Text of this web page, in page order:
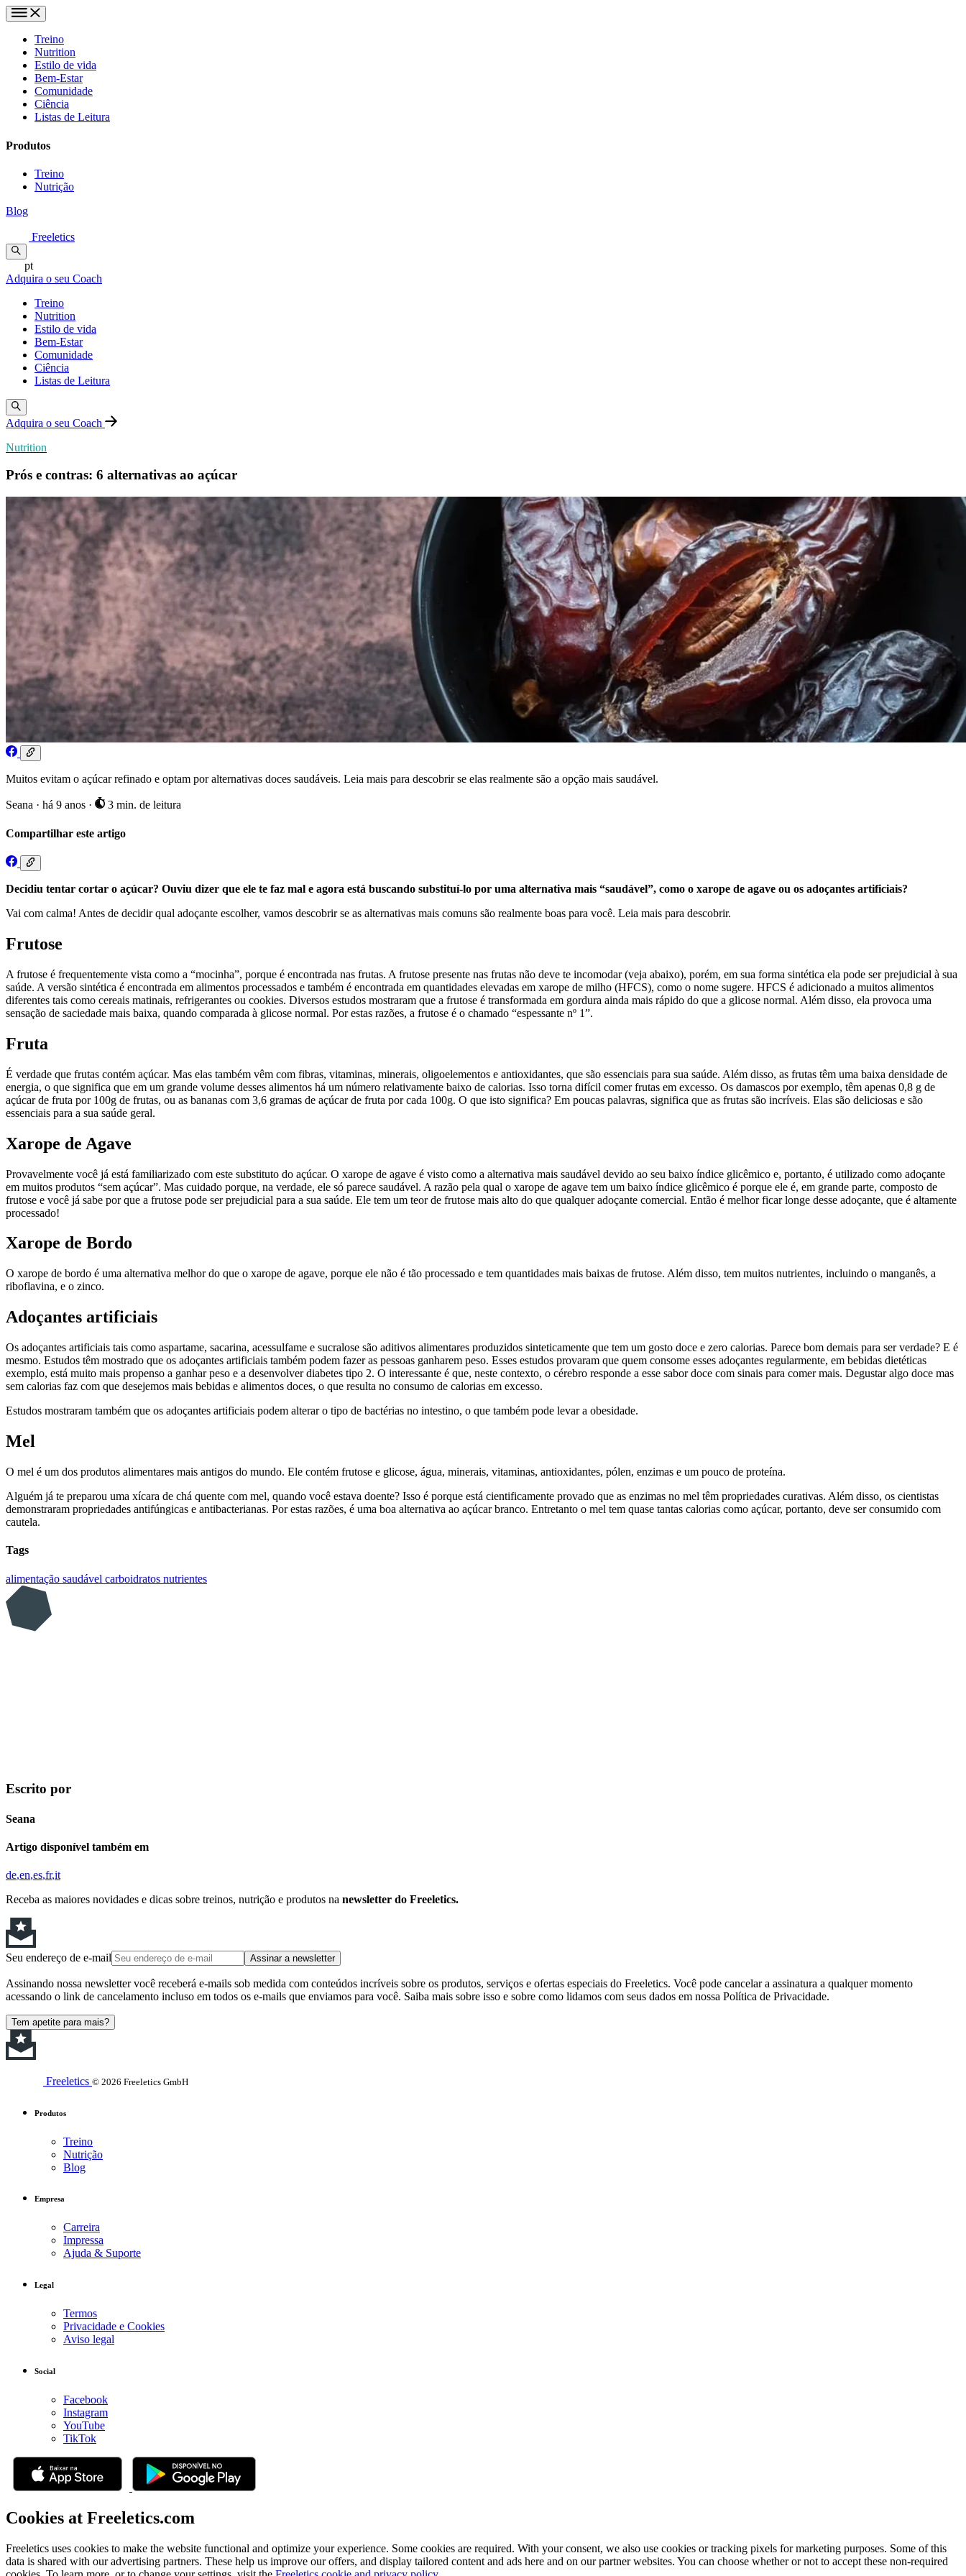
Treino
Nutrition
Estilo de vida
Bem-Estar
Comunidade
Ciência
Listas de Leitura
Produtos
Treino
Nutrição
Blog
Freeletics
pt
Adquira o seu Coach
Treino
Nutrition
Estilo de vida
Bem-Estar
Comunidade
Ciência
Listas de Leitura
Adquira o seu Coach
Nutrition
Prós e contras: 6 alternativas ao açúcar
Muitos evitam o açúcar refinado e optam por alternativas doces saudáveis. Leia mais para descobrir se elas realmente são a opção mais saudável.
Seana · há 9 anos · 3 min. de leitura
Compartilhar este artigo
Decidiu tentar cortar o açúcar? Ouviu dizer que ele te faz mal e agora está buscando substituí-lo por uma alternativa mais “saudável”, como o xarope de agave ou os adoçantes artificiais?
Vai com calma! Antes de decidir qual adoçante escolher, vamos descobrir se as alternativas mais comuns são realmente boas para você. Leia mais para descobrir.
Frutose
A frutose é frequentemente vista como a “mocinha”, porque é encontrada nas frutas. A frutose presente nas frutas não deve te incomodar (veja abaixo), porém, em sua forma sintética ela pode ser prejudicial à sua
saúde. A versão sintética é encontrada em alimentos processados e também é encontrada em quantidades elevadas em xarope de milho (HFCS), como o nome sugere. HFCS é adicionado a muitos alimentos
diferentes tais como cereais matinais, refrigerantes ou cookies. Diversos estudos mostraram que a frutose é transformada em gordura ainda mais rápido do que a glicose normal. Além disso, ela provoca uma
sensação de saciedade mais baixa, quando comparada à glicose normal. Por estas razões, a frutose é o chamado “espessante nº 1”.
Fruta
É verdade que frutas contém açúcar. Mas elas também vêm com fibras, vitaminas, minerais, oligoelementos e antioxidantes, que são essenciais para sua saúde. Além disso, as frutas têm uma baixa densidade de
energia, o que significa que em um grande volume desses alimentos há um número relativamente baixo de calorias. Isso torna difícil comer frutas em excesso. Os damascos por exemplo, têm apenas 0,8 g de
açúcar de fruta por 100g de frutas, ou as bananas com 3,6 gramas de açúcar de fruta por cada 100g. O que isto significa? Em poucas palavras, significa que as frutas são incríveis. Elas são deliciosas e são
essenciais para a sua saúde geral.
Xarope de Agave
Provavelmente você já está familiarizado com este substituto do açúcar. O xarope de agave é visto como a alternativa mais saudável devido ao seu baixo índice glicêmico e, portanto, é utilizado como adoçante
em muitos produtos “sem açúcar”. Mas cuidado porque, na verdade, ele só parece saudável. A razão pela qual o xarope de agave tem um baixo índice glicêmico é porque ele é, em grande parte, composto de
frutose e você já sabe por que a frutose pode ser prejudicial para a sua saúde. Ele tem um teor de frutose mais alto do que qualquer adoçante comercial. Então é melhor ficar longe desse adoçante, que é altamente
processado!
Xarope de Bordo
O xarope de bordo é uma alternativa melhor do que o xarope de agave, porque ele não é tão processado e tem quantidades mais baixas de frutose. Além disso, tem muitos nutrientes, incluindo o manganês, a
riboflavina, e o zinco.
Adoçantes artificiais
Os adoçantes artificiais tais como aspartame, sacarina, acessulfame e sucralose são aditivos alimentares produzidos sinteticamente que tem um gosto doce e zero calorias. Parece bom demais para ser verdade? E é
mesmo. Estudos têm mostrado que os adoçantes artificiais também podem fazer as pessoas ganharem peso. Esses estudos provaram que quem consome esses adoçantes regularmente, em bebidas dietéticas
exemplo, está muito mais propenso a ganhar peso e a desenvolver diabetes tipo 2. O interessante é que, neste contexto, o cérebro responde a esse sabor doce com sinais para comer mais. Degustar algo doce mas
sem calorias faz com que desejemos mais bebidas e alimentos doces, o que resulta no consumo de calorias em excesso.
Estudos mostraram também que os adoçantes artificiais podem alterar o tipo de bactérias no intestino, o que também pode levar a obesidade.
Mel
O mel é um dos produtos alimentares mais antigos do mundo. Ele contém frutose e glicose, água, minerais, vitaminas, antioxidantes, pólen, enzimas e um pouco de proteína.
Alguém já te preparou uma xícara de chá quente com mel, quando você estava doente? Isso é porque está cientificamente provado que as enzimas no mel têm propriedades curativas. Além disso, os cientistas
demonstraram propriedades antifúngicas e antibacterianas. Por estas razões, é uma boa alternativa ao açúcar branco. Entretanto o mel tem quase tantas calorias como açúcar, portanto, deve ser consumido com
cautela.
Tags
alimentação saudável carboidratos nutrientes
Escrito por
Seana
Artigo disponível também em
de en es fr it
Receba as maiores novidades e dicas sobre treinos, nutrição e produtos na newsletter do Freeletics.
Seu endereço de e-mail Assinar a newsletter
Assinando nossa newsletter você receberá e-mails sob medida com conteúdos incríveis sobre os produtos, serviços e ofertas especiais do Freeletics. Você pode cancelar a assinatura a qualquer momento
acessando o link de cancelamento incluso em todos os e-mails que enviamos para você. Saiba mais sobre isso e sobre como lidamos com seus dados em nossa Política de Privacidade.
Tem apetite para mais?
Freeletics © 2026 Freeletics GmbH
Produtos
Treino
Nutrição
Blog
Empresa
Carreira
Impressa
Ajuda & Suporte
Legal
Termos
Privacidade e Cookies
Aviso legal
Social
Facebook
Instagram
YouTube
TikTok
Cookies at Freeletics.com
Freeletics uses cookies to make the website functional and optimize your experience. Some cookies are required. With your consent, we also use cookies or tracking pixels for marketing purposes. Some of this
data is shared with our advertising partners. These help us improve our offers, and display tailored content and ads here and on our partner websites. You can choose whether or not to accept these non-required